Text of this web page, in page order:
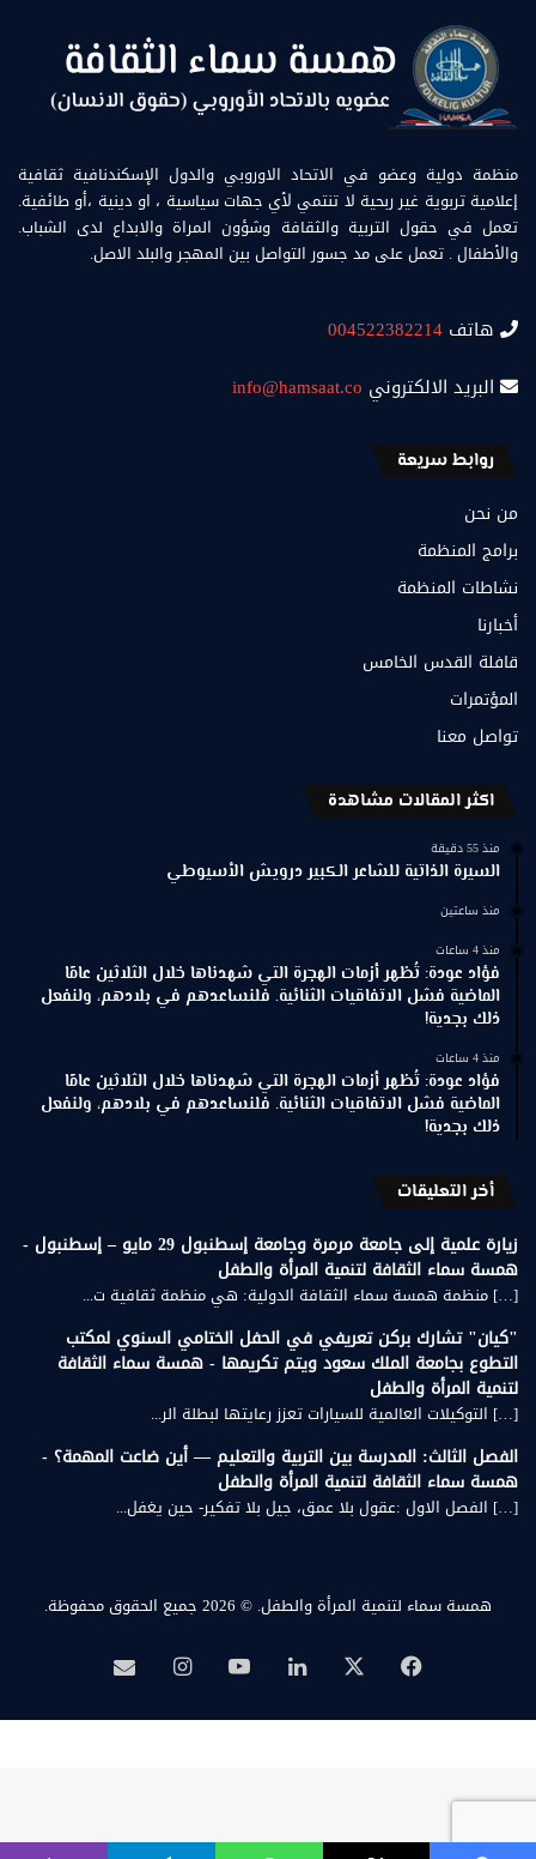
منظمة دولية وعضو في الاتحاد الاوروبي والدول الإسكندنافية ثقافية
إعلامية تربوية غير ربحية لا تنتمي لأي جهات سياسية ، او دينية ،أو طائفية.
تعمل في حقول التربية والثقافة وشؤون المراة والابداع لدى الشباب.
والأطفال . تعمل على مد جسور التواصل بين المهجر والبلد الاصل.
هاتف 004522382214
البريد الالكتروني info@hamsaat.co
روابط سريعة
من نحن
برامج المنظمة
نشاطات المنظمة
أخبارنا
قافلة القدس الخامس
المؤتمرات
تواصل معنا
اكثر المقالات مشاهدة
منذ 55 دقيقة
السيرة الذاتية للشاعر الكبير درويش الأسيوطي
منذ ساعتين
منذ 4 ساعات
فؤاد عودة: تُظهر أزمات الهجرة التي شهدناها خلال الثلاثين عامًا
الماضية فشل الاتفاقيات الثنائية. فلنساعدهم في بلادهم، ولنفعل
ذلك بجدية!
منذ 4 ساعات
فؤاد عودة: تُظهر أزمات الهجرة التي شهدناها خلال الثلاثين عامًا
الماضية فشل الاتفاقيات الثنائية. فلنساعدهم في بلادهم، ولنفعل
ذلك بجدية!
أخر التعليقات
زيارة علمية إلى جامعة مرمرة وجامعة إسطنبول 29 مايو – إسطنبول -
همسة سماء الثقافة لتنمية المرأة والطفل
[…] منظمة همسة سماء الثقافة الدولية: هي منظمة ثقافية ت...
"كيان" تشارك بركن تعريفي في الحفل الختامي السنوي لمكتب
التطوع بجامعة الملك سعود ويتم تكريمها - همسة سماء الثقافة
لتنمية المرأة والطفل
[…] التوكيلات العالمية للسيارات تعزز رعايتها لبطلة الر...
الفصل الثالث: المدرسة بين التربية والتعليم — أين ضاعت المهمة؟ -
همسة سماء الثقافة لتنمية المرأة والطفل
[…] الفصل الاول :عقول بلا عمق، جيل بلا تفكير- حين يغفل...
همسة سماء لتنمية المرأة والطفل. © 2026 جميع الحقوق محفوظة.
فيسبوك لينكدإن‫YouTubeانستقرامبريد
همسة